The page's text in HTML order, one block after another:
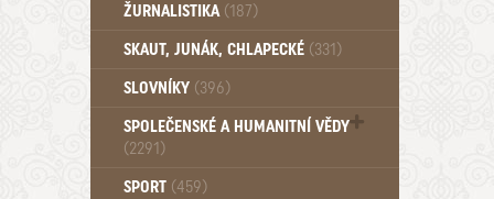
ŽURNALISTIKA (187)
SKAUT, JUNÁK, CHLAPECKÉ (331)
SLOVNÍKY (396)
SPOLEČENSKÉ A HUMANITNÍ VĚDY
(2291)
Pedagogika (191)
SPORT (459)